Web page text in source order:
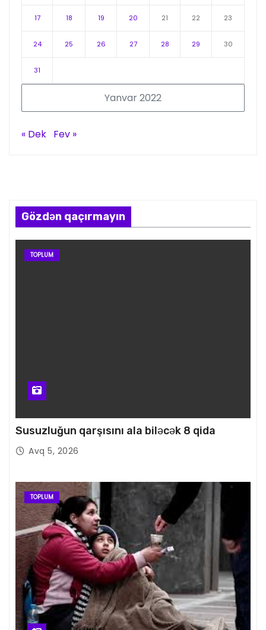
Yanvar 2022
17 18 19 20 21 22 23
24 25 26 27 28 29 30
31
« Dek Fev »
Gözdən qaçırmayın
TOPLUM
Susuzluğun qarşısını ala biləcək 8 qida
Avq 5, 2026
TOPLUM